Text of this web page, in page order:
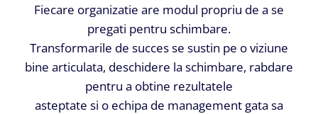
Fiecare organizatie are modul propriu de a se
pregati pentru schimbare.
Transformarile de succes se sustin pe o viziune
bine articulata, deschidere la schimbare, rabdare
pentru a obtine rezultatele
asteptate si o echipa de management gata sa